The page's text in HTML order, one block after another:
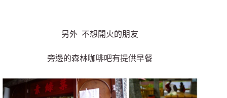
另外 不想開火的朋友
旁邊的森林咖啡吧有提供早餐